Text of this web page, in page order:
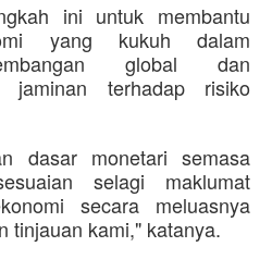
ini untuk membantu
yang kukuh dalam
global dan
jaminan terhadap risiko
dasar monetari semasa
selagi maklumat
secara meluasnya
tinjauan kami," katanya.